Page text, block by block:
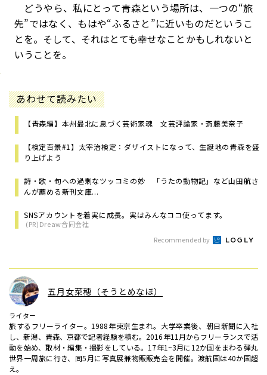
どうやら、私にとって青森という場所は、一つの“旅
先”ではなく、もはや“ふるさと”に近いものだというこ
とを。そして、それはとても幸せなことかもしれないと
いうことを。
あわせて読みたい
【青森編】本州最北に息づく芸術家魂 文芸評論家・斎藤美奈子
【検定百景#1】太宰治検定：ダザイストになって、生誕地の青森を盛
り上げよう
詩・歌・句への過剰なツッコミの妙 「うたの動物記」など山田航さ
んが薦める新刊文庫...
SNSアカウントを着実に成長。実はみんなココ使ってます。
(PR)Dreaw合同会社
Recommended by
五月女菜穂（そうとめなほ）
ライター
旅するフリーライター。1988年東京生まれ。大学卒業後、朝日新聞に入社
し、新潟、青森、京都で記者経験を積む。2016年11月からフリーランスで活
動を始め、取材・編集・撮影をしている。17年1~3月に12か国をまわる弾丸
世界一周旅に行き、同5月に写真展兼物販販売会を開催。渡航国は40か国超
え。